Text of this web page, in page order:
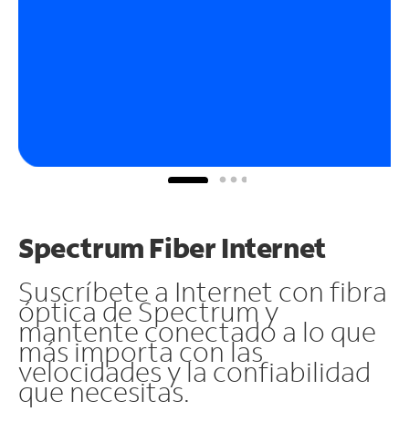
Spectrum Fiber Internet
Suscríbete a Internet con fibra
óptica de Spectrum y
mantente conectado a lo que
más importa con las
velocidades y la confiabilidad
que necesitas.